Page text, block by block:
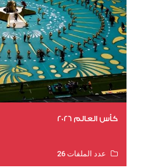
كأس العالم 2026
عدد الملفات 26